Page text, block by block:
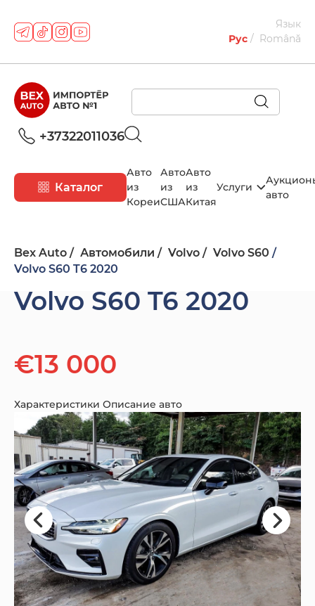
Язык
Рус
Română
+37322011036
Каталог
Авто
из
Кореи
Авто
из
США
Авто
из
Китая
Услуги
авто
Bex Auto Автомобили Volvo
Volvo S60
Volvo S60 T6 2020
Volvo S60 T6 2020
€13 000
Характеристики Описание авто